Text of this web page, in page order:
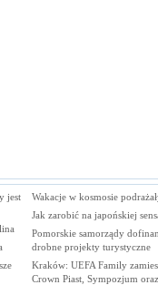
jest
Wakacje w kosmosie
Jak zarobić na japońskiej
Pomorskie samorządy
drobne projekty turystyczne
Kraków: UEFA Family
Crown Piast, Sympozjum